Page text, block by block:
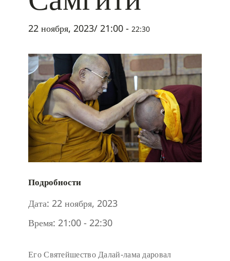
22 ноября, 2023/ 21:00 - 22:30
Подробности
Дата: 22 ноября, 2023
Время: 21:00 - 22:30
Его Святейшество Далай-лама даровал